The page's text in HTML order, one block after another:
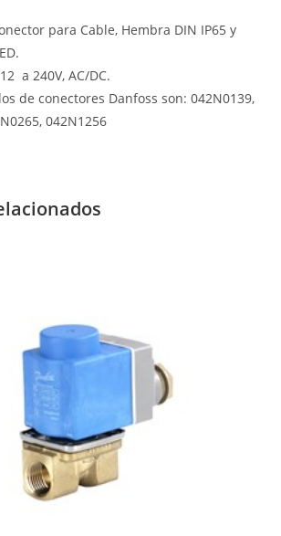
para Cable, Hembra DIN IP65 y
a 240V, AC/DC.
de conectores Danfoss son: 042N0139,
042N1256